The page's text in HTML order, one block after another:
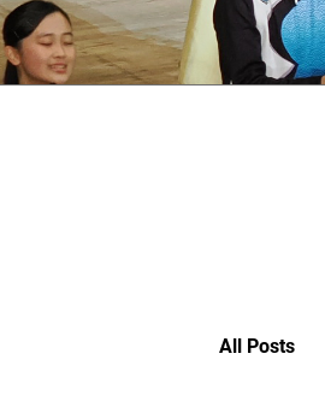
All Posts